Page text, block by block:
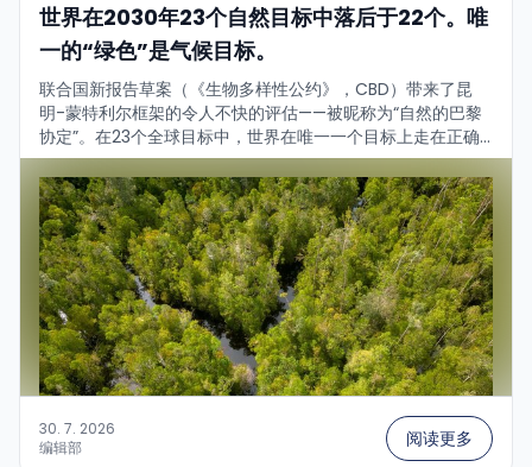
世界在2030年23个自然目标中落后于22个。唯
一的“绿色”是气候目标。
联合国新报告草案（《生物多样性公约》，CBD）带来了昆
明-蒙特利尔框架的令人不快的评估——被昵称为“自然的巴黎
协定”。在23个全球目标中，世界在唯一一个目标上走在正确
的道路上。简要得分如下：...
30. 7. 2026
编辑部
阅读更多